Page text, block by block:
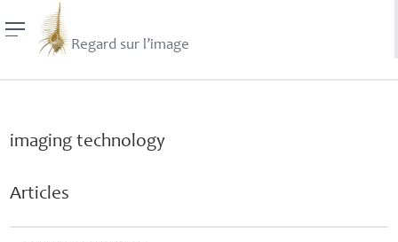
Regard sur l’image
imaging technology
Articles